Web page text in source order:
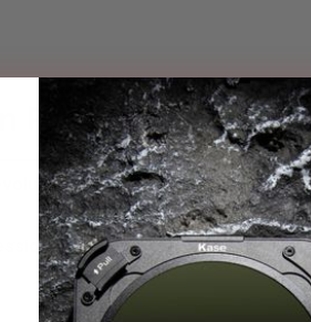
Pro Set Vergleich